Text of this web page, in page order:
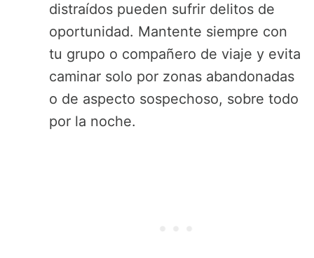
distraídos pueden sufrir delitos de
oportunidad. Mantente siempre con
tu grupo o compañero de viaje y evita
caminar solo por zonas abandonadas
o de aspecto sospechoso, sobre todo
por la noche.